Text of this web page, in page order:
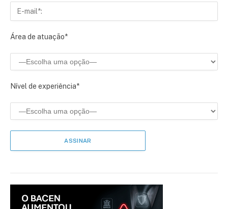
Área de atuação*
Nível de experiência*